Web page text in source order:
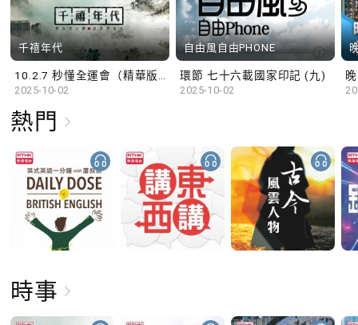
千禧年代
2025-10-02
自由風自由PHONE
環節 七十六載國家印記 (九)
2025-10-02
熱門
時事